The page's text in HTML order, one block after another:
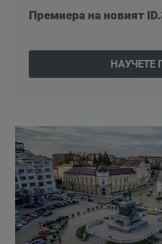
Премиера на новият
НАУЧЕТЕ